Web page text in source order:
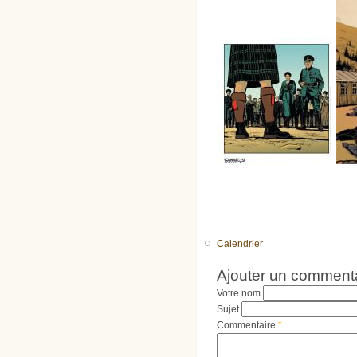
Calendrier
Ajouter un
Votre nom
Sujet
Commentaire *